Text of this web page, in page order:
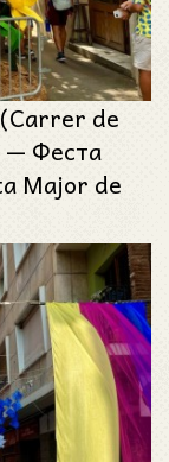
de
— Феста
Major de